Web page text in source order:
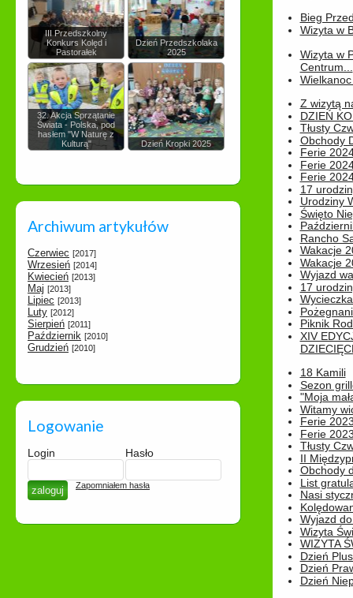
III Przedszkolny
Konkurs Kolęd i
Pastorałek
Dzień Przedszkolaka
2025
32. Akcja Sprzątanie
Świata - Polska, pod
hasłem "W Naturę z
Kulturą"
Dzień Kropki 2025
Archiwum artykułów
Czerwiec [2017]
Wrzesień [2014]
Kwiecień [2013]
Maj [2013]
Lipiec [2013]
Luty [2012]
Sierpień [2011]
Październik [2010]
Grudzień [2010]
Logowanie
Login Hasło
Zapomniałem hasła
Bieg
Wizyta w
Wizyta w
Centrum...
Z wizytą
DZIEŃ
Tłusty
Obchody
Ferie
Ferie
Ferie
17
Urodziny
Święto
Rancho
Wakacje
Wakacje
Wyjazd
17
Piknik
XIV
18 Kamili
Sezon
"Moja
Witamy
Ferie
Ferie
Tłusty
II
Obchody
List
Nasi
Wyjazd
Wizyta
WIZYTA
Dzień
Dzień
Dzień